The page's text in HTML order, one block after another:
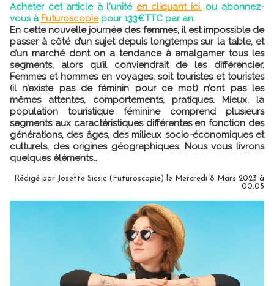
Acheter cet article à l'unité en cliquant ici.ou abonnez-
vous à Futuroscopiepour 133€TTC par an.
En cette nouvelle journée des femmes, il est impossible de
passer à côté d’un sujet depuis longtemps sur la table, et
d’un marché dont on a tendance à amalgamer tous les
segments, alors qu’il conviendrait de les différencier.
Femmes et hommes en voyages, soit touristes et touristes
(il n’existe pas de féminin pour ce mot) n’ont pas les
mêmes attentes, comportements, pratiques. Mieux, la
population touristique féminine comprend plusieurs
segments aux caractéristiques différentes en fonction des
générations, des âges, des milieux socio-économiques et
culturels, des origines géographiques. Nous vous livrons
quelques éléments…
Rédigé par Josette Sicsic (Futuroscopie) le Mercredi 8 Mars 2023 à
00:05